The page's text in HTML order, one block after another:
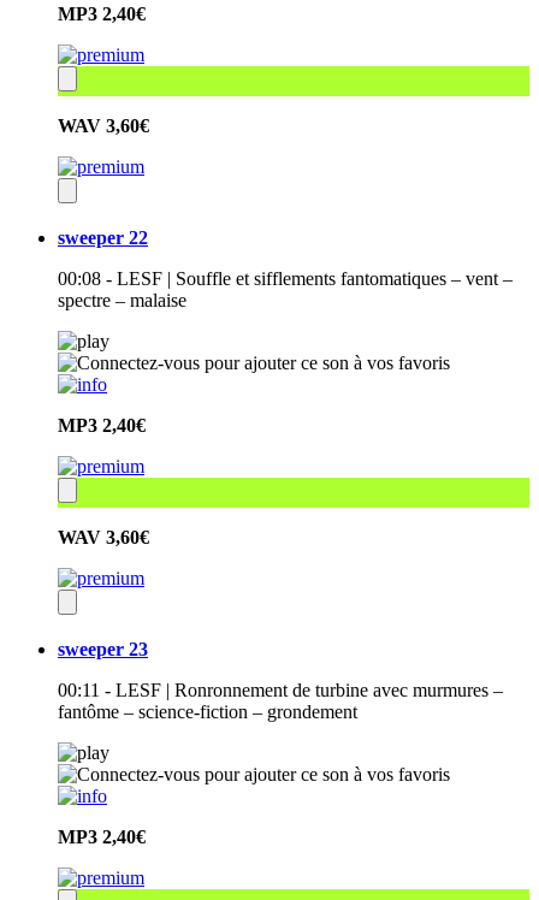
MP3 2,40€
WAV 3,60€
sweeper 22
00:08 - LESF | Souffle et sifflements fantomatiques – vent –
spectre – malaise
MP3 2,40€
WAV 3,60€
sweeper 23
00:11 - LESF | Ronronnement de turbine avec murmures –
fantôme – science-fiction – grondement
MP3 2,40€